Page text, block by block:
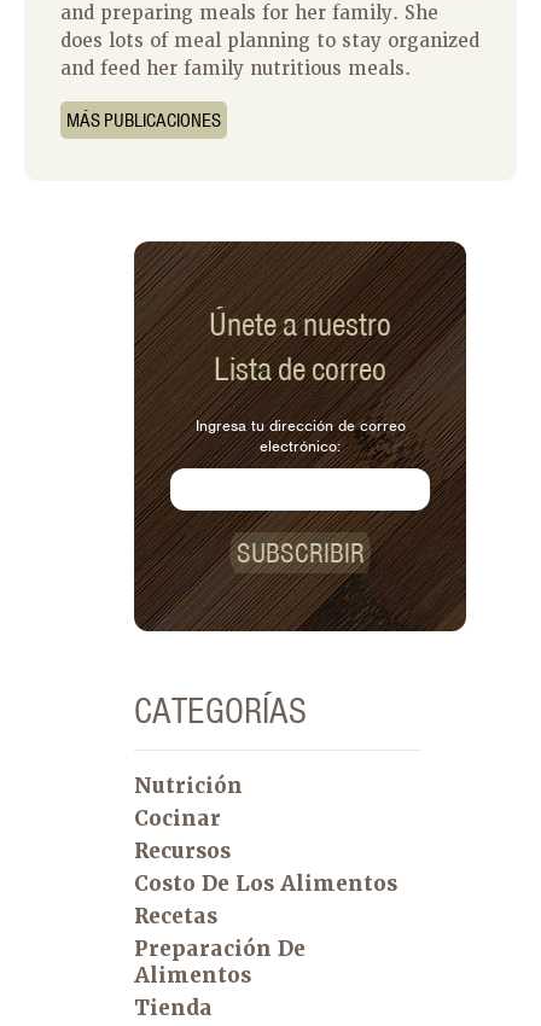
and preparing meals for her family. She
does lots of meal planning to stay organized
and feed her family nutritious meals.
MÁS PUBLICACIONES
Únete a nuestro
Lista de correo
Ingresa tu dirección de correo
electrónico:
SUBSCRIBIR
CATEGORÍAS
Nutrición
Cocinar
Recursos
Costo De Los Alimentos
Recetas
Preparación De
Alimentos
Tienda